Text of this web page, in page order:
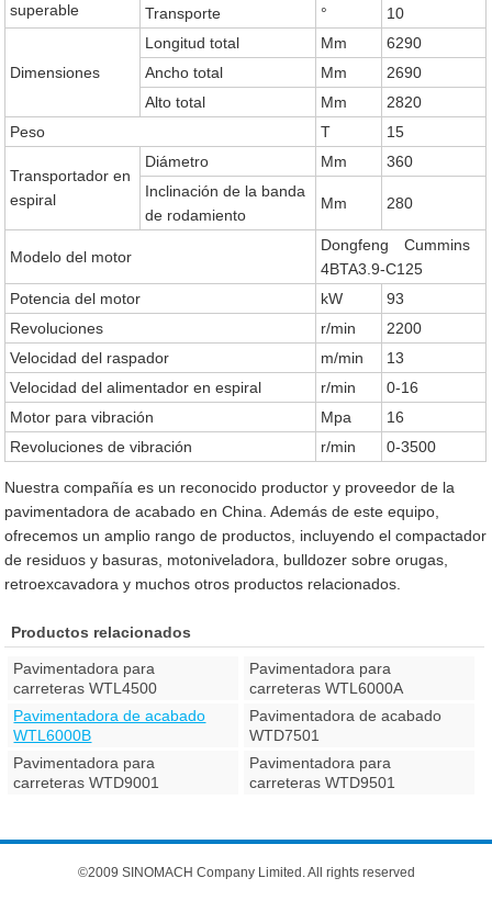
superable
Transporte
° 10
Dimensiones
Longitud total Mm
6290
Ancho total
Mm
2690
Alto total
Mm
2820
Peso
T 15
Transportador en
espiral
Diámetro Mm
360
Inclinación de la banda
de rodamiento
Mm 280
Modelo del motor
Dongfeng Cummins
4BTA3.9-C125
Potencia del motor
kW
93
Revoluciones
r/min
2200
Velocidad del raspador
m/min
13
Velocidad del alimentador en espiral
r/min
0-16
Motor para vibración
Mpa
16
Revoluciones de vibración
r/min 0-3500
Nuestra compañía es un reconocido productor y proveedor de la
pavimentadora de acabado en China. Además de este equipo,
ofrecemos un amplio rango de productos, incluyendo el compactador
de residuos y basuras, motoniveladora, bulldozer sobre orugas,
retroexcavadora y muchos otros productos relacionados.
Productos relacionados
Pavimentadora para
carreteras WTL4500
Pavimentadora para
carreteras WTL6000A
Pavimentadora de acabado
WTL6000B
Pavimentadora de acabado
WTD7501
Pavimentadora para
carreteras WTD9001
Pavimentadora para
carreteras WTD9501
©2009 SINOMACH Company Limited. All rights reserved